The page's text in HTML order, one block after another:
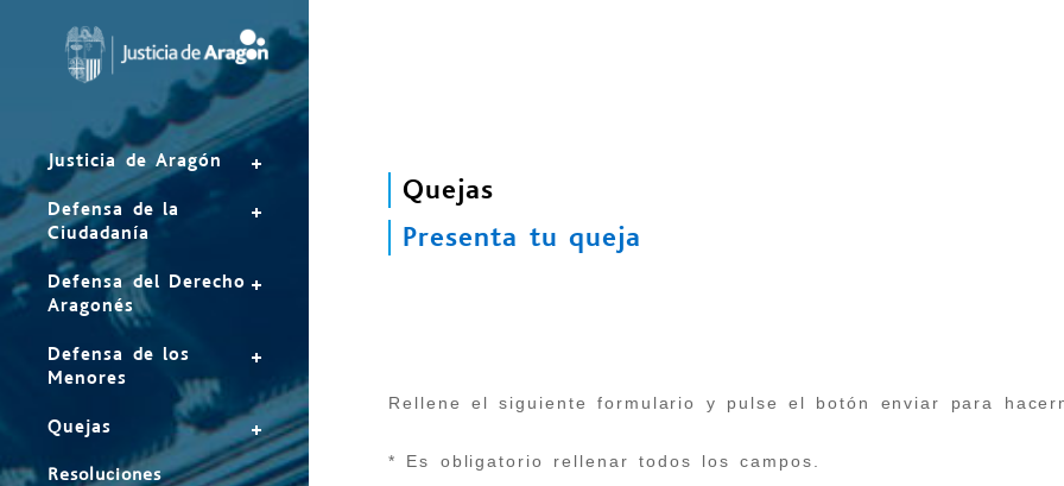
Justicia de Aragón
Defensa de la
Ciudadanía
Defensa del Derecho
Aragonés
Defensa de los
Menores
Quejas
Resoluciones
Quejas
Presenta tu queja
Rellene el siguiente formulario y pulse el botón enviar para
* Es obligatorio rellenar todos los campos.